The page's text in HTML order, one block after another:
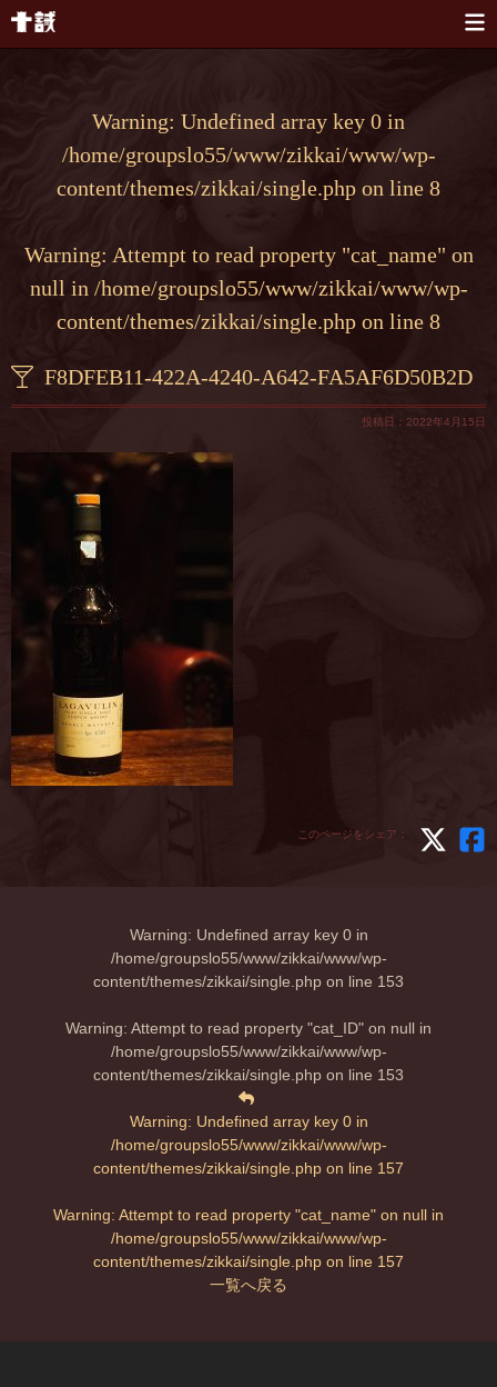
Warning: Undefined array key 0 in
/home/groupslo55/www/zikkai/www/wp-
content/themes/zikkai/single.php on line 8
Warning: Attempt to read property "cat_name" on
null in /home/groupslo55/www/zikkai/www/wp-
content/themes/zikkai/single.php on line 8
F8DFEB11-422A-4240-A642-FA5AF6D50B2D
投稿日：2022年4月15日
このページをシェア：
Warning: Undefined array key 0 in
/home/groupslo55/www/zikkai/www/wp-
content/themes/zikkai/single.php on line 153
Warning: Attempt to read property "cat_ID" on null in
/home/groupslo55/www/zikkai/www/wp-
content/themes/zikkai/single.php on line 153
Warning: Undefined array key 0 in
/home/groupslo55/www/zikkai/www/wp-
content/themes/zikkai/single.php on line 157
Warning: Attempt to read property "cat_name" on null in
/home/groupslo55/www/zikkai/www/wp-
content/themes/zikkai/single.php on line 157
一覧へ戻る